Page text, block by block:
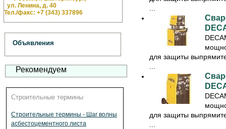
ул. Ленина, д. 40
Тел./факс: +7 (343) 337896
Объявления
Рекомендуем
Строительные термины
Строительные термины - Шаг волны
асбестоцементного листа
для защиты
для защиты